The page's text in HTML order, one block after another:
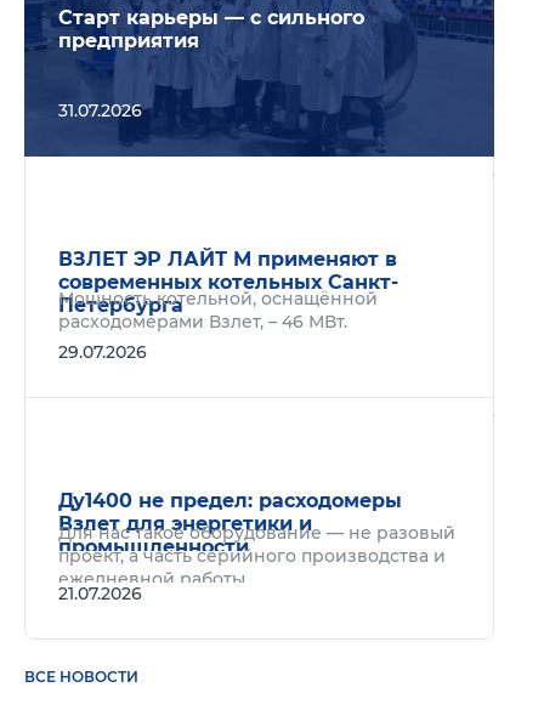
Старт карьеры — с сильного
предприятия
31.07.2026
ВЗЛЕТ ЭР ЛАЙТ М применяют в
современных котельных Санкт-
Петербурга
Мощность котельной, оснащённой
расходомерами Взлет, – 46 МВт.
29.07.2026
Ду1400 не предел: расходомеры
Взлет для энергетики и
промышленности
Для нас такое оборудование — не разовый
проект, а часть серийного производства и
ежедневной работы.
21.07.2026
ВСЕ НОВОСТИ